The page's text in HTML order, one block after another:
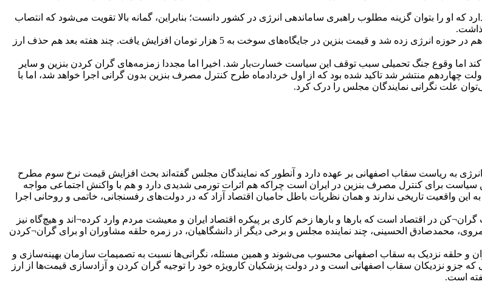
او را بتوان گزینه مطلوب راهبری ساماندهی انرژی در کشور دانست؛ بنابراین، گمانه بالا تقویت می‌شود که انتصاب
حدود یک ماه بعد از انتصاب سقاب اصفهانی، کلید سیاست گران‌سازی در دولت چهاردهم در حوزه انرژی زده شد و قیمت بنزین در جایگاه‌های سوخت به 5 هزار تومان افزایش یافت. چند هفته بعد هم حذف ارز
اما وقوع جنگ تحمیلی سبب توقف این سیاست خسارت‌بار شد. اخیرا اما مجددا زمزمه‌های گران کردن بنزین و سایر
چهاردهم منتشر شد تاکید شده بود که از اول خردادماه طرح کنترل مصرف بنزین بدون گرانی اجرا خواهد شد، اما با
علت نگرانی نمایندگان مجلس را درک کرد.
به ریاست سقاب اصفهانی بر عهده دارد و آنطور که نمایندگان مجلس گفته‌اند بحث افزایش قیمت نرخ سوم مطرح
برای کنترل مصرف بنزین در ایران است چراکه هم اثرات تورمی شدیدی دارد و هم با واکنش اجتماعی مواجه
این واقعیت تاریخی ندارند و همان نظریات باطل حامیان اقتصاد آزاد که در دولت‌های رفسنجانی، خاتمی و روحانی اجرا
در اقتصاد است که بارها و بارها زخم کاری بر پیکره اقتصاد ایران و معیشت مردم وارد کرده¬اند و هیچ‌گاه نیز
محمدصادق الحسینی، چند نماینده مجلس و برخی دیگر از دانشگاهیان، در زمره حلقه مشاوران او برای گران¬کردن
و حلقه نزدیک به سقاب اصفهانی محسوب می‌شوند و همین مسئله، نگرانی‌ها نسبت به تصمیمات سازمان بهینه‌سازی و
نزدیکان سقاب اصفهانی است و در دولت پزشکیان کارویژه خود را توجیه گران کردن و آزادسازی قیمت‌ها از ارز
است.